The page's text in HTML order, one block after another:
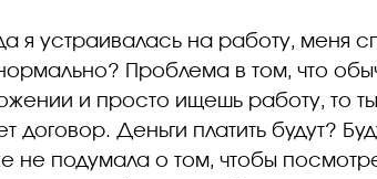
я устраивалась на работу, меня
Проблема в том, что
и просто ищешь работу, то
договор. Деньги платить будут?
не подумала о том, чтобы